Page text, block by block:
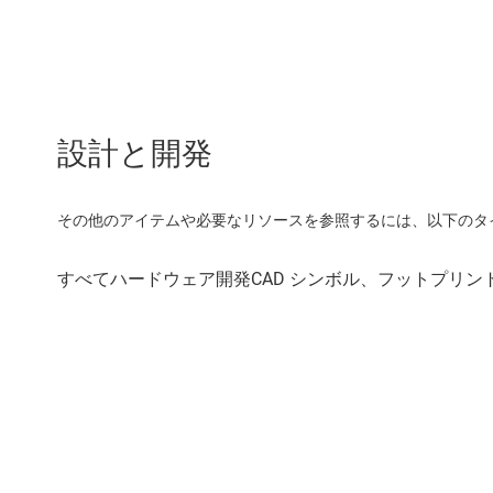
設計と開発
その他のアイテムや必要なリソースを参照するには、以下の